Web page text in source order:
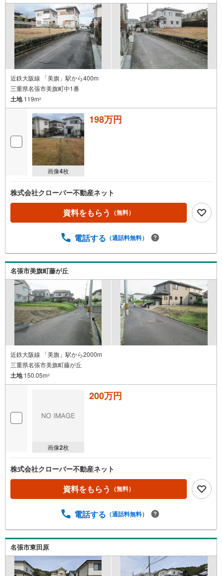
近鉄大阪線 「美旗」駅から400m
三重県名張市美旗町中1番
土地119m2
画像4枚
198万円
株式会社クローバー不動産ネット
資料をもらう （無料）
電話する （通話料無料）
名張市美旗町藤が丘
近鉄大阪線 「美旗」駅から2000m
三重県名張市美旗町藤が丘
土地150.05m2
画像2枚
200万円
株式会社クローバー不動産ネット
資料をもらう （無料）
電話する （通話料無料）
名張市東田原